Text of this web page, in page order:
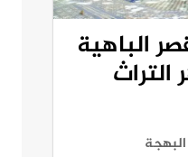
الباهية
البهجة